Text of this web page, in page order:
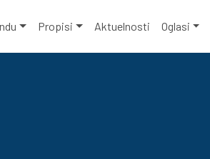
Propisi Aktuelnosti Oglasi